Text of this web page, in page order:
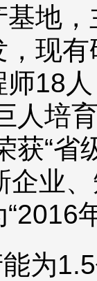
地
现
师18
人培
获“
企业
为